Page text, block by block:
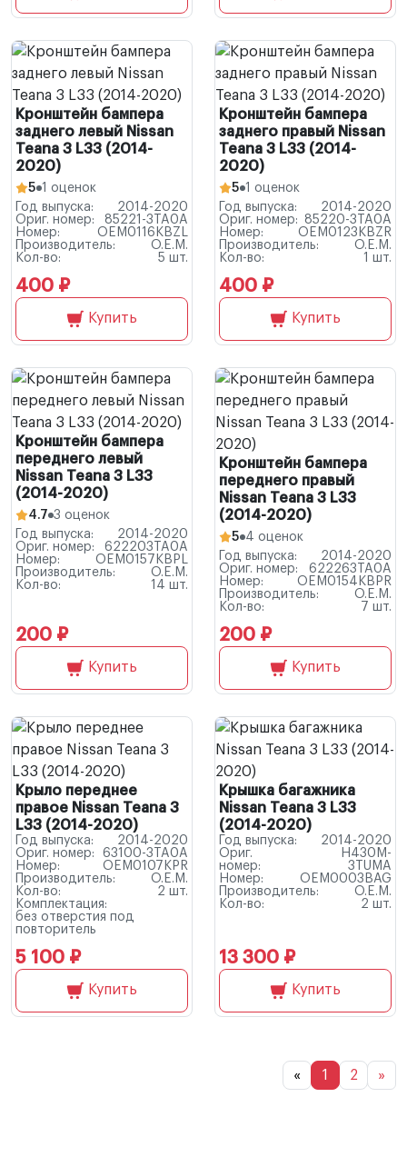
Кронштейн бампера
заднего левый Nissan
Teana 3 L33 (2014-
2020)
5 1 оценок
Год выпуска:
2014-2020
Ориг. номер:
85221-3TA0A
Номер:
OEM0116KBZL
Производитель:
O.E.M.
Кол-во:
5 шт.
400 ₽
Купить
Кронштейн бампера
заднего правый Nissan
Teana 3 L33 (2014-
2020)
5 1 оценок
Год выпуска:
2014-2020
Ориг. номер: 85220-3TA0A
Номер:
OEM0123KBZR
Производитель:
O.E.M.
Кол-во:
1 шт.
400 ₽
Купить
Кронштейн бампера
переднего левый
Nissan Teana 3 L33
(2014-2020)
4.7 3 оценок
Год выпуска:
2014-2020
Ориг. номер:
622203TA0A
Номер:
OEM0157KBPL
Производитель:
O.E.M.
Кол-во:
14 шт.
200 ₽
Купить
Кронштейн бампера
переднего правый
Nissan Teana 3 L33
(2014-2020)
5 4 оценок
Год выпуска:
2014-2020
Ориг. номер:
622263TA0A
Номер:
OEM0154KBPR
Производитель:
O.E.M.
Кол-во:
7 шт.
200 ₽
Купить
Крыло переднее
правое Nissan Teana 3
L33 (2014-2020)
Год выпуска:
2014-2020
Ориг. номер:
63100-3TA0A
Номер:
OEM0107KPR
Производитель:
O.E.M.
Кол-во:
2 шт.
Комплектация:
без отверстия под
повторитель
5 100 ₽
Купить
Крышка багажника
Nissan Teana 3 L33
(2014-2020)
Год выпуска:
2014-2020
Ориг.
номер:
H430M-
3TUMA
Номер:
OEM0003BAG
Производитель:
O.E.M.
Кол-во:
2 шт.
13 300 ₽
Купить
« 1 2 »